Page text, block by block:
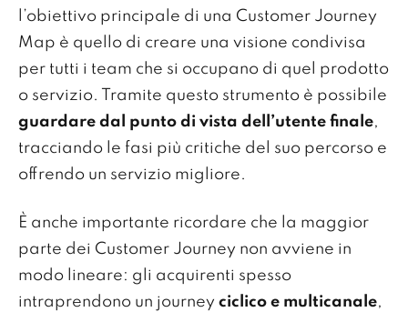
l’obiettivo principale di una Customer Journey
Map è quello di creare una visione condivisa
per tutti i team che si occupano di quel prodotto
o servizio. Tramite questo strumento è possibile
guardare dal punto di vista dell’utente finale,
tracciando le fasi più critiche del suo percorso e
offrendo un servizio migliore.
È anche importante ricordare che la maggior
parte dei Customer Journey non avviene in
modo lineare: gli acquirenti spesso
intraprendono un journey ciclico e multicanale,